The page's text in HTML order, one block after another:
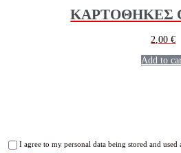
ΚΑΡΤΟΘΗΚΕΣ
2,00€
Add to
I agree to my personal data being stored and used